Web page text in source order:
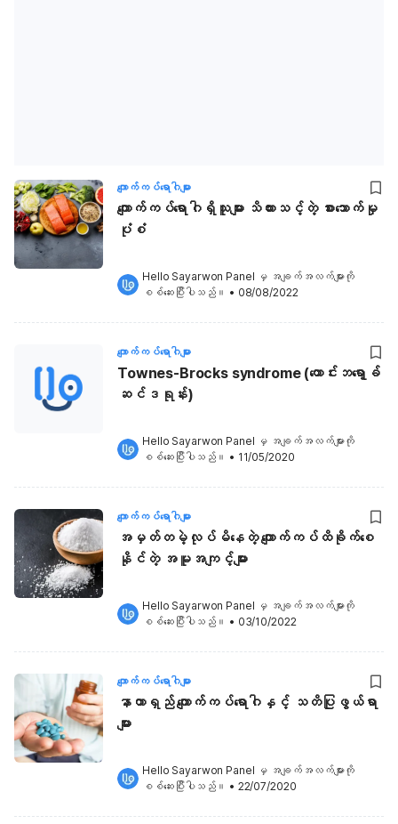
ကျောက်ကပ်ရောဂါများ
ကျောက်ကပ်ရောဂါရှိသူများ သိထားသင့်တဲ့ စားသောက်မှု
ပုံစံ
Hello Sayarwon Panel မှ အချက်အလက်များကို
စစ်ဆေးပြီးပါသည်။ • 08/08/2022
ကျောက်ကပ်ရောဂါများ
Townes-Brocks syndrome (တောင်းဘရော့ခ်
ဆင်ဒရုန်း)
Hello Sayarwon Panel မှ အချက်အလက်များကို
စစ်ဆေးပြီးပါသည်။ • 11/05/2020
ကျောက်ကပ်ရောဂါများ
အမှတ်တမဲ့လုပ်မိနေတဲ့ ကျောက်ကပ်ထိခိုက်စေ
နိုင်တဲ့ အမူအကျင့်များ
Hello Sayarwon Panel မှ အချက်အလက်များကို
စစ်ဆေးပြီးပါသည်။ • 03/10/2022
ကျောက်ကပ်ရောဂါများ
နာတာရှည် ကျောက်ကပ်ရောဂါနှင့် သတိပြုဖွယ်ရာ
များ
Hello Sayarwon Panel မှ အချက်အလက်များကို
စစ်ဆေးပြီးပါသည်။ • 22/07/2020